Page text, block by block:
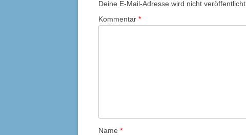
Deine E-Mail-Adresse wird nicht veröffentlicht.
Kommentar *
Name *